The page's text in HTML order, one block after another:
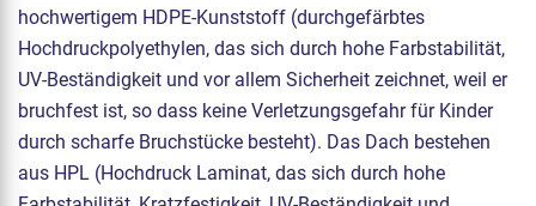
hochwertigem HDPE-Kunststoff (durchgefärbtes
Hochdruckpolyethylen, das sich durch hohe Farbstabilität,
UV-Beständigkeit und vor allem Sicherheit zeichnet, weil er
bruchfest ist, so dass keine Verletzungsgefahr für Kinder
durch scharfe Bruchstücke besteht). Das Dach bestehen
aus HPL (Hochdruck Laminat, das sich durch hohe